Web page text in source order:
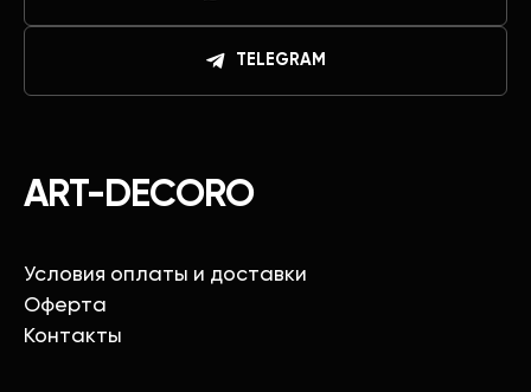
ART-DECORO
Условия оплаты и доставки
Оферта
Контакты
TELEGRAM